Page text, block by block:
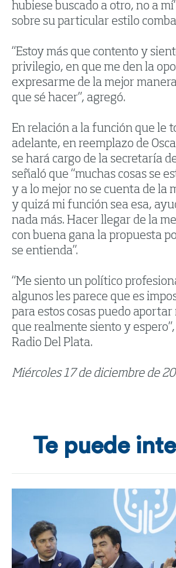
hubiese buscado a otro, no a
sobre su particular estilo
“Estoy más que contento y
privilegio, en que me den la
expresarme de la mejor
que sé hacer”, agregó.
En relación a la función que le
adelante, en reemplazo de
se hará cargo de la secretaría
señaló que “muchas cosas se
y a lo mejor no se cuenta de la
y quizá mi función sea esa,
nada más. Hacer llegar de la
con buena gana la propuesta
se entienda”.
“Me siento un político
algunos les parece que es
para estos cosas puedo aportar
que realmente siento y
Radio Del Plata.
Miércoles 17 de diciembre de
Te puede